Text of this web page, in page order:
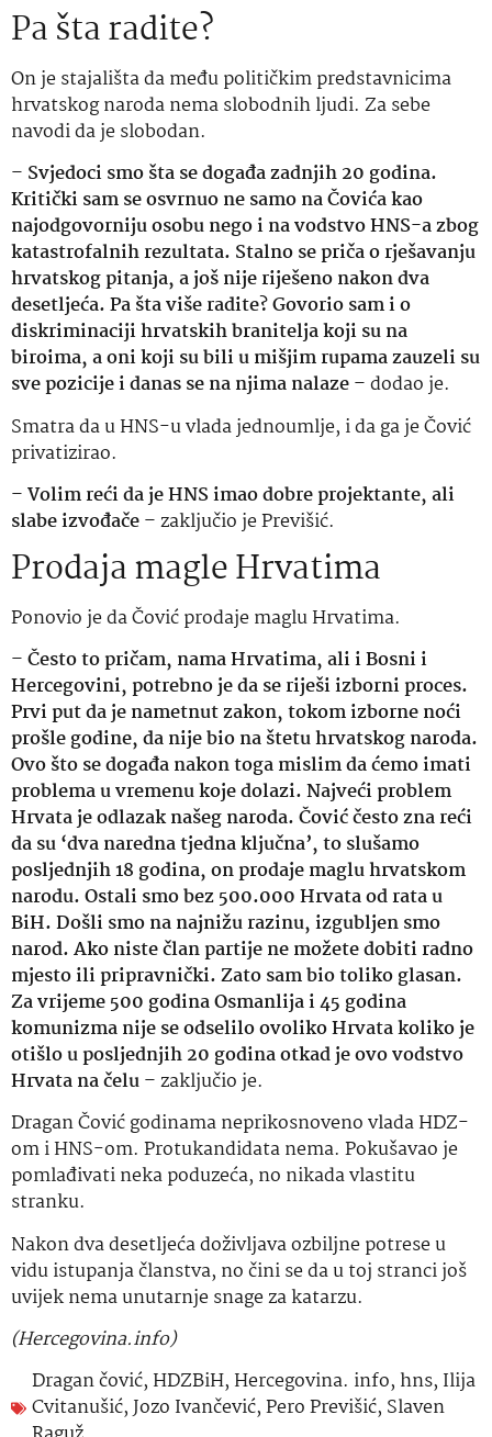
Pa šta radite?
On je stajališta da među političkim predstavnicima
hrvatskog naroda nema slobodnih ljudi. Za sebe
navodi da je slobodan.
– Svjedoci smo šta se događa zadnjih 20 godina.
Kritički sam se osvrnuo ne samo na Čovića kao
najodgovorniju osobu nego i na vodstvo HNS-a zbog
katastrofalnih rezultata. Stalno se priča o rješavanju
hrvatskog pitanja, a još nije riješeno nakon dva
desetljeća. Pa šta više radite? Govorio sam i o
diskriminaciji hrvatskih branitelja koji su na
biroima, a oni koji su bili u mišjim rupama zauzeli su
sve pozicije i danas se na njima nalaze– dodao je.
Smatra da u HNS-u vlada jednoumlje, i da ga je Čović
privatizirao.
–Volim reći da je HNS imao dobre projektante, ali
slabe izvođače– zaključio je Previšić.
Prodaja magle Hrvatima
Ponovio je da Čović prodaje maglu Hrvatima.
–Često to pričam, nama Hrvatima, ali i Bosni i
Hercegovini, potrebno je da se riješi izborni proces.
Prvi put da je nametnut zakon, tokom izborne noći
prošle godine, da nije bio na štetu hrvatskog naroda.
Ovo što se događa nakon toga mislim da ćemo imati
problema u vremenu koje dolazi. Najveći problem
Hrvata je odlazak našeg naroda. Čović često zna reći
da su ‘dva naredna tjedna ključna’, to slušamo
posljednjih 18 godina, on prodaje maglu hrvatskom
narodu. Ostali smo bez 500.000 Hrvata od rata u
BiH. Došli smo na najnižu razinu, izgubljen smo
narod. Ako niste član partije ne možete dobiti radno
mjesto ili pripravnički. Zato sam bio toliko glasan.
Za vrijeme 500 godina Osmanlija i 45 godina
komunizma nije se odselilo ovoliko Hrvata koliko je
otišlo u posljednjih 20 godina otkad je ovo vodstvo
Hrvata na čelu– zaključio je.
Dragan Čović godinama neprikosnoveno vlada HDZ-
om i HNS-om. Protukandidata nema. Pokušavao je
pomlađivati neka poduzeća, no nikada vlastitu
stranku.
Nakon dva desetljeća doživljava ozbiljne potrese u
vidu istupanja članstva, no čini se da u toj stranci još
uvijek nema unutarnje snage za katarzu.
(Hercegovina.info)
Dragan čović,HDZBiH,Hercegovina. info, hns, Ilija
Cvitanušić,Jozo Ivančević,Pero Previšić, Slaven